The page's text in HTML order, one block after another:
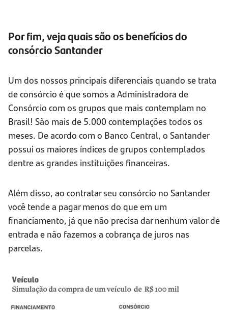
Por fim, veja quais são os benefícios do
consórcio Santander
Um dos nossos principais diferenciais quando se trata
de consórcio é que somos a Administradora de
Consórcio com os grupos que mais contemplam no
Brasil! São mais de 5.000 contemplações todos os
meses. De acordo com o Banco Central, o Santander
possui os maiores índices de grupos contemplados
dentre as grandes instituições financeiras.
Além disso, ao contratar seu consórcio no Santander
você tende a pagar menos do que em um
financiamento, já que não precisa dar nenhum valor de
entrada e não fazemos a cobrança de juros nas
parcelas.